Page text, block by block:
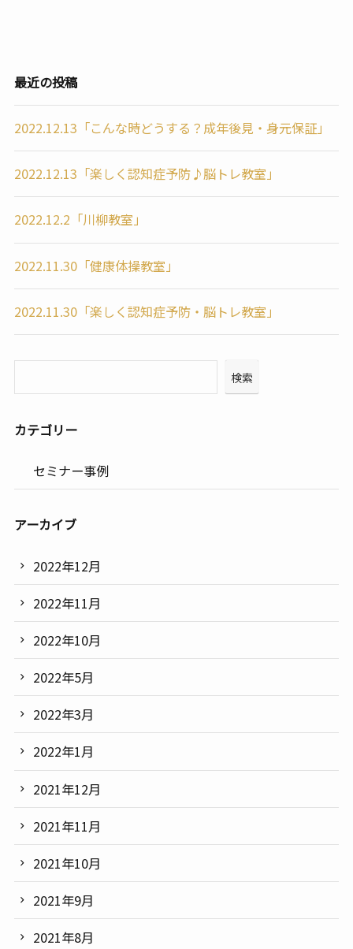
最近の投稿
2022.12.13「こんな時どうする？成年後見・身元保証」
2022.12.13「楽しく認知症予防♪脳トレ教室」
2022.12.2「川柳教室」
2022.11.30「健康体操教室」
2022.11.30「楽しく認知症予防・脳トレ教室」
検索
カテゴリー
セミナー事例
アーカイブ
2022年12月
2022年11月
2022年10月
2022年5月
2022年3月
2022年1月
2021年12月
2021年11月
2021年10月
2021年9月
2021年8月